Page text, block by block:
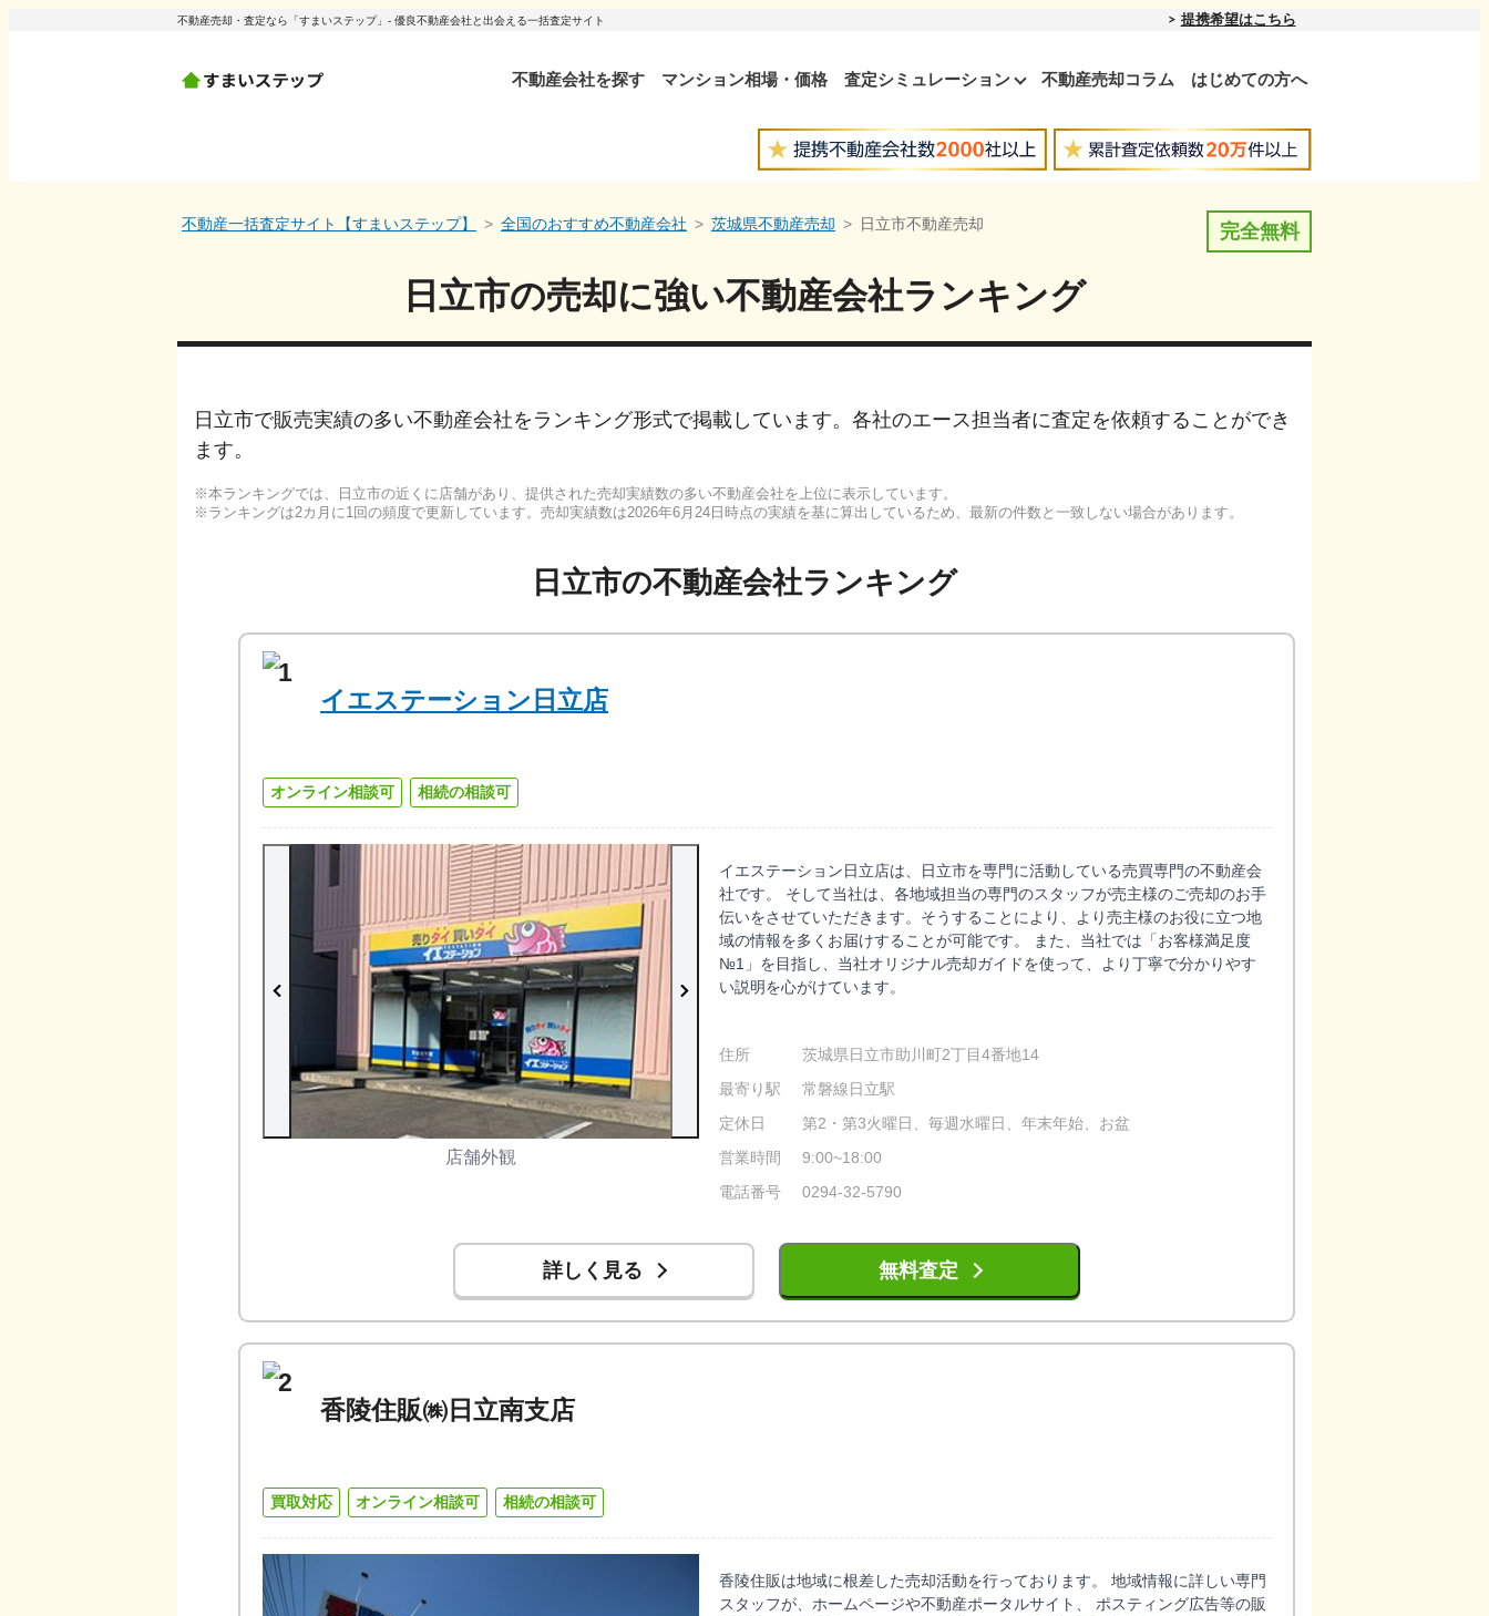
不動産売却・査定なら「すまいステップ」- 優良不動産会社と出会える一括査定サイト 提携希望はこちら
不動産会社を探す マンション相場・価格 査定シミュレーション 不動産売却コラム はじめての方へ
不動産一括査定サイト【すまいステップ】 全国のおすすめ不動産会社 茨城県不動産売却 日立市不動産売却 完全無料
日立市の売却に強い不動産会社ランキング
日立市で販売実績の多い不動産会社をランキング形式で掲載しています。各社のエース担当者に査定を依頼することができ
ます。
本ランキングでは、 日立市の近くに店舗があり、提供された売却実績数の多い不動産会社を上位に表示しています。
ランキングは2カ月に1回の頻度で更新しています。売却実績数は2026年6月24日 時点の実績を基に算出しているため、最新の件数と一致しない場合があります。
日立市の不動産会社ランキング
1
イエステーション日立店
オンライン相談可 相続の相談可
店舗外観 店内の様子
イエステーション日立店は、日立市を専門に活動している売買専門の不動産会
社です。 そして当社は、各地域担当の専門のスタッフが売主様のご売却のお手
伝いをさせていただきます。そうすることにより、より売主様のお役に立つ地
域の情報を多くお届けすることが可能です。 また、当社では「お客様満足度
№1」を目指し、当社オリジナル売却ガイドを使って、より丁寧で分かりやす
い説明を心がけています。
住所
茨城県日立市助川町2丁目4番地14
最寄り駅
常磐線日立駅
定休日
第2・第3火曜日、毎週水曜日、年末年始、お盆
営業時間
9:00~18:00
電話番号
0294-32-5790
詳しく見る 無料査定
2
香陵住販㈱日立南支店
買取対応 オンライン相談可 相続の相談可
香陵住販は地域に根差した売却活動を行っております。 地域情報に詳しい専門
スタッフが、ホームページや不動産ポータルサイト、 ポスティング広告等の販